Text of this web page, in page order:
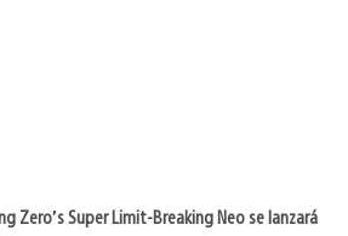
Zero’s Super Limit-Breaking Neo se lanzará